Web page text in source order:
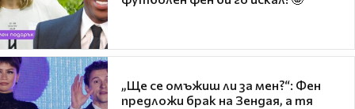
„Ще се омъжиш ли за мен?“: Фен
предложи брак на Зендая, а тя